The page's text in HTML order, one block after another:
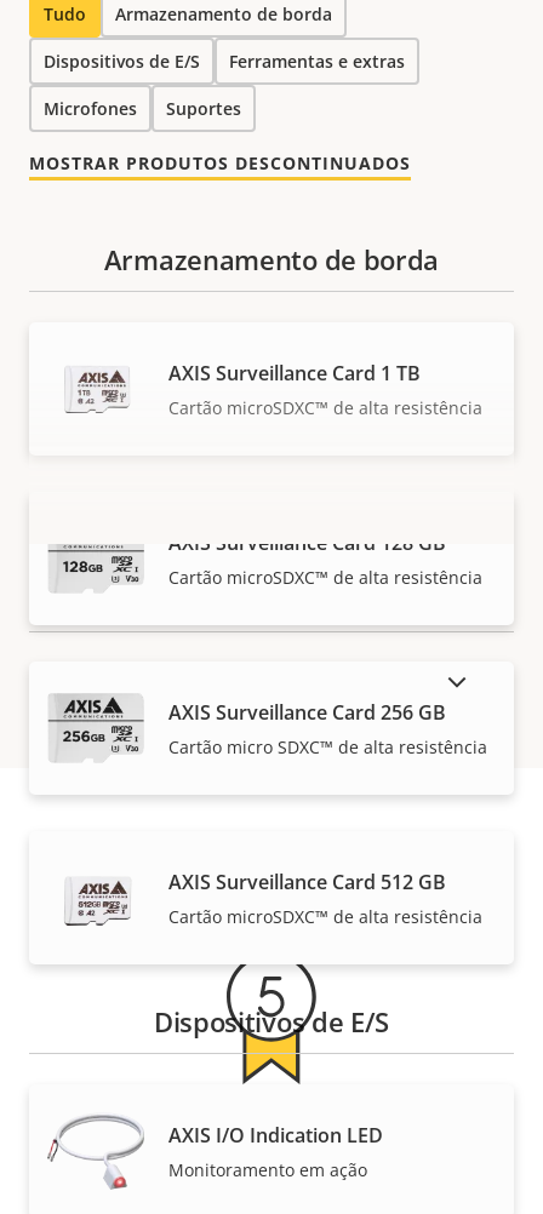
Tudo Armazenamento de borda
Dispositivos de E/S Ferramentas e extras
Microfones Suportes
MOSTRAR PRODUTOS DESCONTINUADOS
VER MAIS
Armazenamento de borda
AXIS Surveillance Card 1 TB
Cartão microSDXC™ de alta resistência
AXIS Surveillance Card 128 GB
Cartão microSDXC™ de alta resistência
AXIS Surveillance Card 256 GB
Cartão micro SDXC™ de alta resistência
AXIS Surveillance Card 512 GB
Cartão microSDXC™ de alta resistência
Dispositivos de E/S
AXIS I/O Indication LED
Monitoramento em ação
Garantia
Garantia de 5 anos para sua
tranquilidade